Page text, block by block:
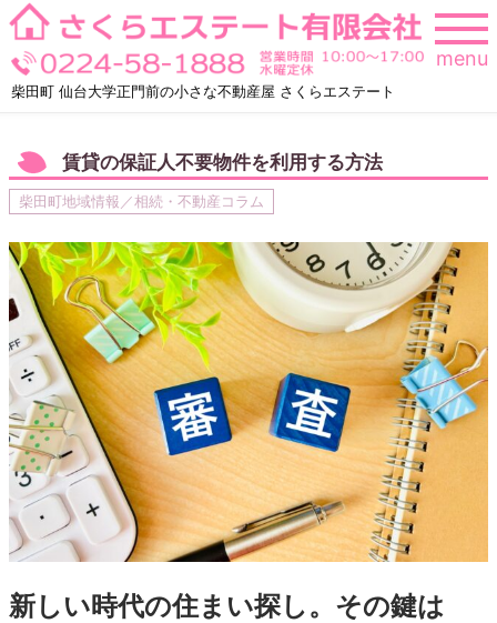
Skip
to
content
柴田町 仙台大学正門前の小さな不動産屋 さくらエステート
menu
賃貸の保証人不要物件を利用する方法
柴田町地域情報／相続・不動産コラム
新しい時代の住まい探し。その鍵は